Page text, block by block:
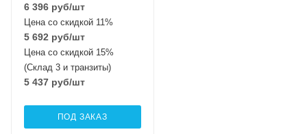
6 396 руб/шт
Цена со скидкой 11%
5 692 руб/шт
Цена со скидкой 15%
(Склад 3 и транзиты)
5 437 руб/шт
ПОД ЗАКАЗ